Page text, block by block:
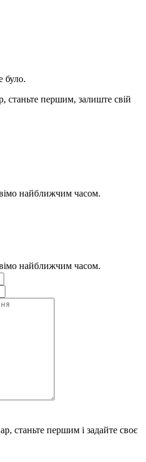
було.
станьте першим, залиште свій
найближчим часом.
найближчим часом.
станьте першим і задайте своє